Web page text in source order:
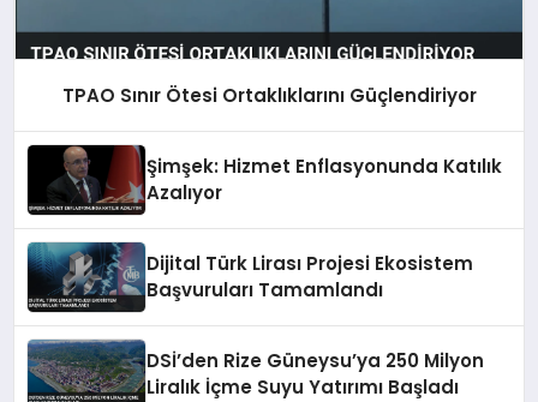
TPAO Sınır Ötesi Ortaklıklarını Güçlendiriyor
Şimşek: Hizmet Enflasyonunda Katılık
Azalıyor
Dijital Türk Lirası Projesi Ekosistem
Başvuruları Tamamlandı
DSİ’den Rize Güneysu’ya 250 Milyon
Liralık İçme Suyu Yatırımı Başladı